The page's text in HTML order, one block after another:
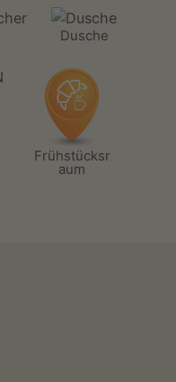
Dusche
Frühstücksr
aum